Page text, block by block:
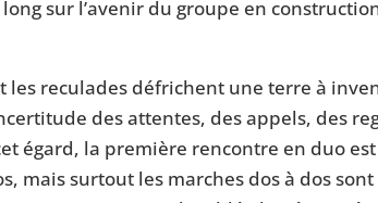
sur l’avenir du groupe en
les reculades défrichent une terre à
des attentes, des appels, des
égard, la première rencontre en duo
mais surtout les marches dos à dos